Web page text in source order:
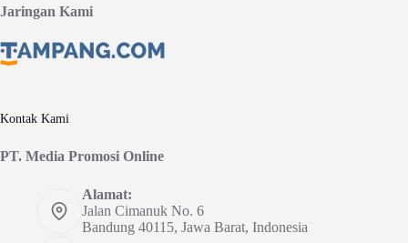
Jaringan Kami
Kontak Kami
PT. Media Promosi Online
Alamat:
Jalan Cimanuk No. 6
Bandung 40115, Jawa Barat, Indonesia